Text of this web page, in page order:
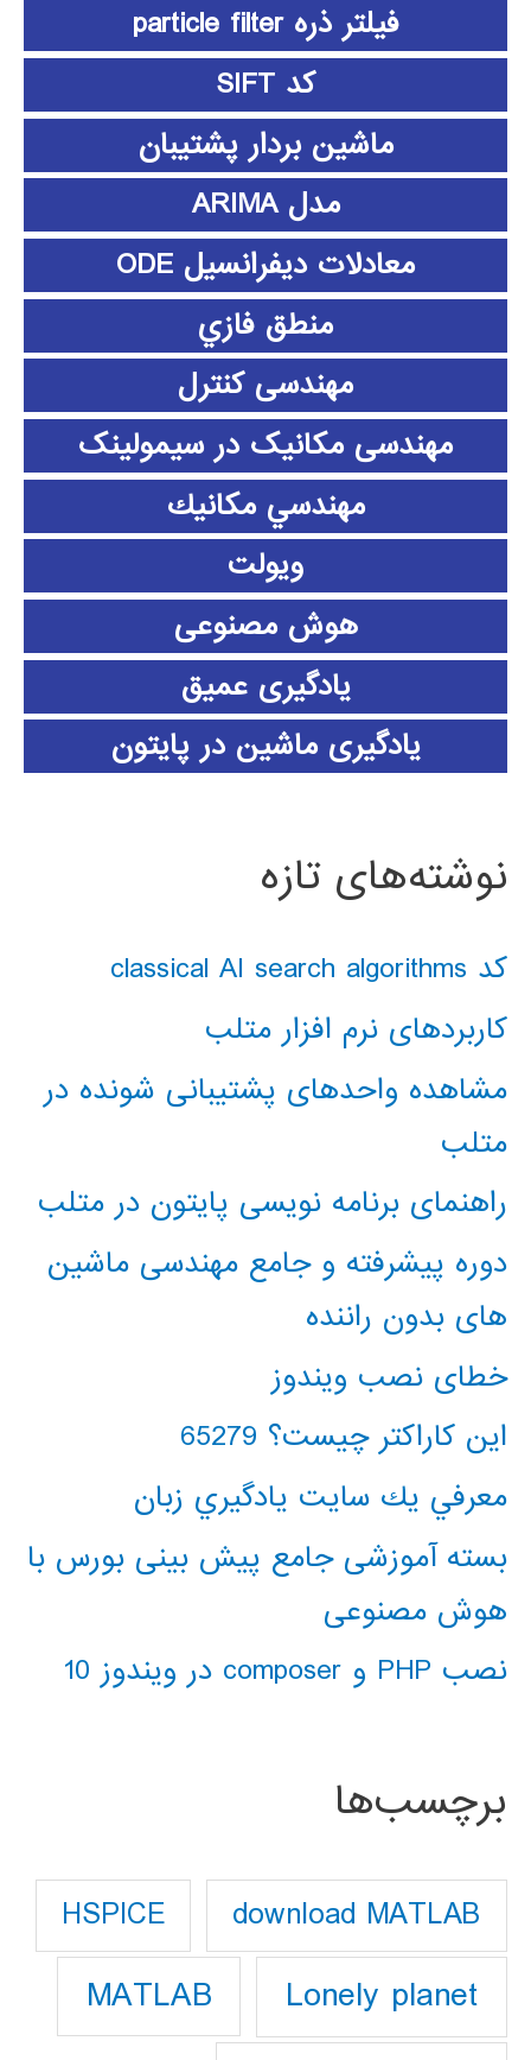
فیلتر ذره particle filter
کد SIFT
ماشین بردار پشتیبان
مدل ARIMA
معادلات دیفرانسیل ODE
منطق فازي
مهندسی کنترل
مهندسی مکانیک در سیمولینک
مهندسي مكانيك
ویولت
هوش مصنوعی
یادگیری عمیق
یادگیری ماشین در پایتون
نوشته‌های تازه
کد classical AI search algorithms
کاربردهای نرم افزار متلب
مشاهده واحدهای پشتیبانی شونده در
متلب
راهنمای برنامه نویسی پایتون در متلب
دوره پیشرفته و جامع مهندسی ماشین
های بدون راننده
خطای نصب ویندوز
این کاراکتر چیست؟ 65279
معرفي يك سايت يادگيري زبان
بسته آموزشی جامع پیش بینی بورس با
هوش مصنوعی
نصب PHP و composer در ویندوز 10
برچسب‌ها
download MATLAB
HSPICE
Lonely planet
MATLAB